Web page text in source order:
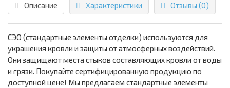
Описание Характеристики Отзывы (0)
СЭО (стандартные элементы отделки) используются для
украшения кровли и защиты от атмосферных воздействий.
Они защищают места стыков составляющих кровли от воды
и грязи. Покупайте сертифицированную продукцию по
доступной цене! Мы предлагаем стандартные элементы